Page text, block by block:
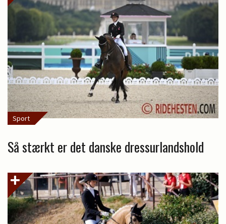
Sport
Så stærkt er det danske dressurlandshold